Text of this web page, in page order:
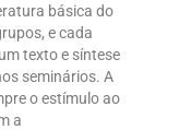
básica do
e cada
texto e síntese
seminários. A
o estímulo ao
a